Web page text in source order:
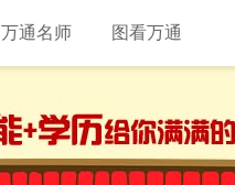
万通名师 图看万通